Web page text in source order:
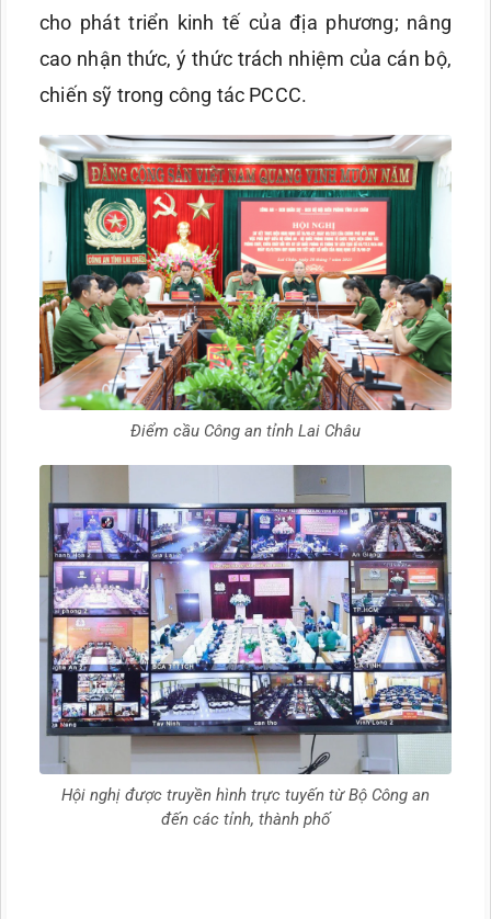
cho phát triển kinh tế của địa phương; nâng
cao nhận thức, ý thức trách nhiệm của cán bộ,
chiến sỹ trong công tác PCCC.
Điểm cầu Công an tỉnh Lai Châu
Hội nghị được truyền hình trực tuyến từ Bộ Công an
đến các tỉnh, thành phố